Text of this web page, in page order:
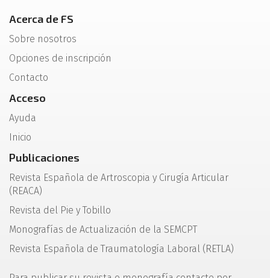
Acerca de FS
Sobre nosotros
Opciones de inscripción
Contacto
Acceso
Ayuda
Inicio
Publicaciones
Revista Española de Artroscopia y Cirugía Articular
(REACA)
Revista del Pie y Tobillo
Monografías de Actualización de la SEMCPT
Revista Española de Traumatología Laboral (RETLA)